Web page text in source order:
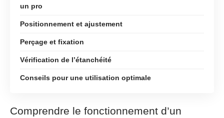
un pro
Positionnement et ajustement
Perçage et fixation
Vérification de l’étanchéité
Conseils pour une utilisation optimale
Comprendre le fonctionnement d’un